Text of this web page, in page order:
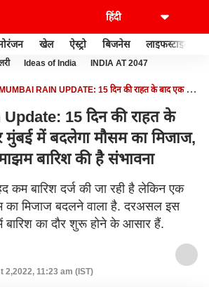
खेल ऐस्ट्रो बिजनेस लाइफस्टाइल
Ideas of India INDIA AT 2047
MUMBAI RAIN UPDATE: 15 दिन की राहत के बाद एक बार
15 दिन की राहत के
मुंबई में बदलेगा मौसम का मिजाज,
बारिश की है संभावना
कम बारिश दर्ज की जा रही है लेकिन एक
का मिजाज बदलने वाला है. दरअसल इस
का दौर शुरू होने के आसार हैं.
2,2022, 11:23 am (IST)